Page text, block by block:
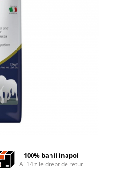
100% banii inapoi
Ai 14 zile drept de retur